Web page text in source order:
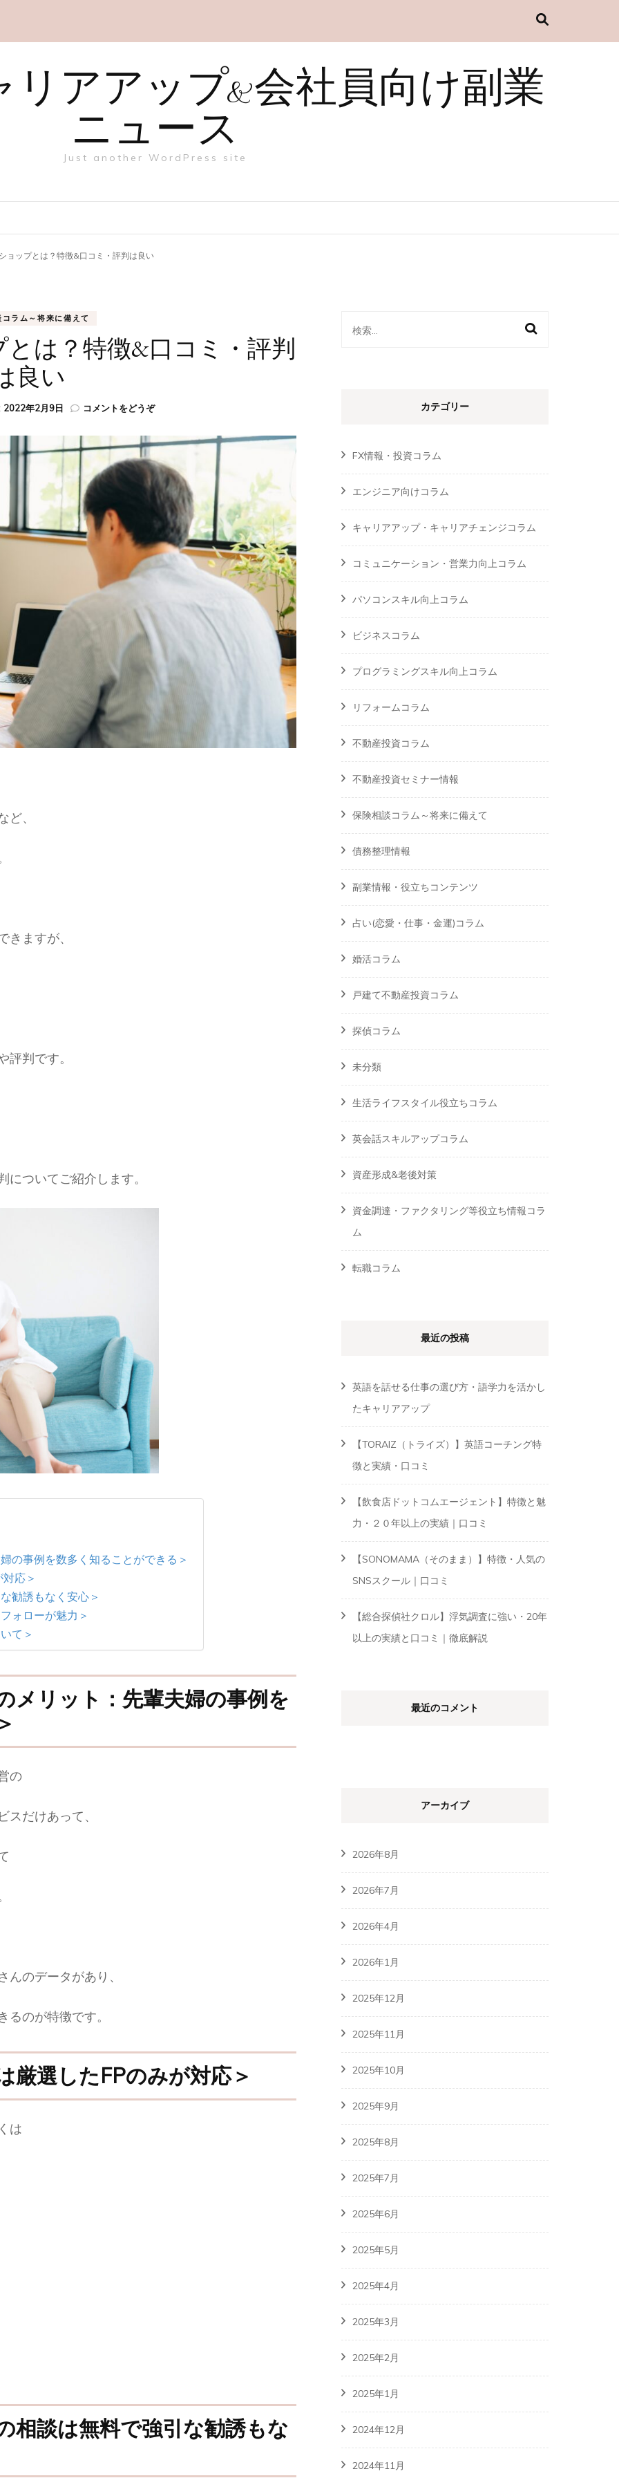
アアップ&会社員向け副業
ニュース
Just another WordPress site
ョップとは？特徴&口コミ・評判は良い
ラム～将来に備えて
は？特徴&口コミ・評判
良い
2022年2月9日 コメントをどうぞ(ゼ
ィ
保
険
シ
ョ
と
は？
口
コ
ミ・
、
ますが、
判です。
についてご紹介します。
の事例を数多く知ることができる＞
応＞
勧誘もなく安心＞
ォローが魅力＞
て＞
メリット：先輩夫婦の事例を
の
だけあって、
のデータがあり、
のが特徴です。
厳選したFPのみが対応＞
は
相談は無料で強引な勧誘もな
検
カテゴリー
FX情報・投資コラム
エンジニア向けコラム
キャリアアップ・キャリアチェンジコラム
コミュニケーション・営業力向上コラム
パソコンスキル向上コラム
ビジネスコラム
プログラミングスキル向上コラム
リフォームコラム
不動産投資コラム
不動産投資セミナー情報
保険相談コラム～将来に備えて
債務整理情報
副業情報・役立ちコンテンツ
占い(恋愛・仕事・金運)コラム
婚活コラム
戸建て不動産投資コラム
探偵コラム
未分類
生活ライフスタイル役立ちコラム
英会話スキルアップコラム
資産形成&老後対策
資金調達・ファクタリング等役立ち情報コラ
ム
転職コラム
最近の投稿
英語を話せる仕事の選び方・語学力を活かし
たキャリアアップ
【TORAIZ（トライズ）】英語コーチング特
徴と実績・口コミ
【飲食店ドットコムエージェント】特徴と魅
力・２０年以上の実績｜口コミ
【SONOMAMA（そのまま）】特徴・人気の
SNSスクール｜口コミ
【総合探偵社クロル】浮気調査に強い・20年
以上の実績と口コミ｜徹底解説
最近のコメント
アーカイブ
2026年8月
2026年7月
2026年4月
2026年1月
2025年12月
2025年11月
2025年10月
2025年9月
2025年8月
2025年7月
2025年6月
2025年5月
2025年4月
2025年3月
2025年2月
2025年1月
2024年12月
2024年11月